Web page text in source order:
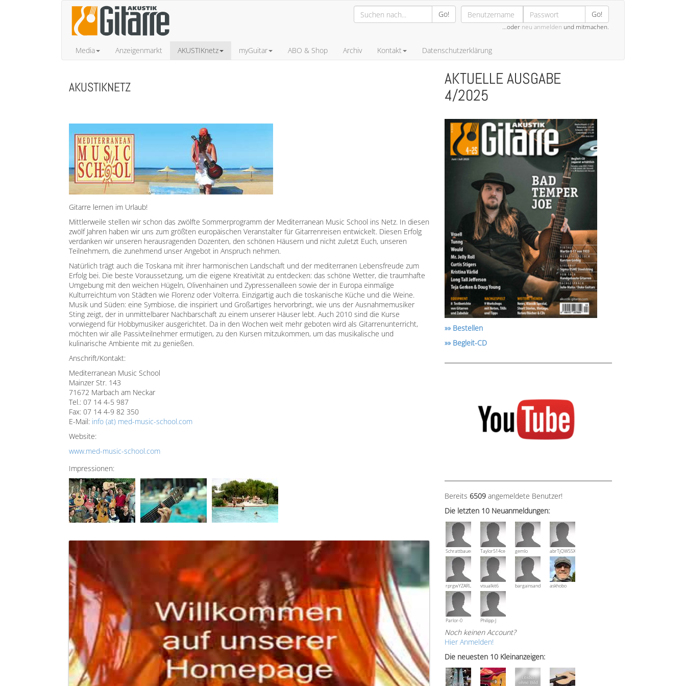
Go! Go!
…oder neu anmelden und mitmachen.
Media Anzeigenmarkt AKUSTIKnetz myGuitar ABO & Shop Archiv Kontakt Datenschutzerklärung
AKUSTIKNETZ
Gitarre lernen im Urlaub!
Mittlerweile stellen wir schon das zwölfte Sommerprogramm der Mediterranean Music School ins Netz. In diesen
zwölf Jahren haben wir uns zum größten europäischen Veranstalter für Gitarrenreisen entwickelt. Diesen Erfolg
verdanken wir unseren herausragenden Dozenten, den schönen Häusern und nicht zuletzt Euch, unseren
Teilnehmern, die zunehmend unser Angebot in Anspruch nehmen.
Natürlich trägt auch die Toskana mit ihrer harmonischen Landschaft und der mediterranen Lebensfreude zum
Erfolg bei. Die beste Voraussetzung, um die eigene Kreativität zu entdecken: das schöne Wetter, die traumhafte
Umgebung mit den weichen Hügeln, Olivenhainen und Zypressenalleen sowie der in Europa einmalige
Kulturreichtum von Städten wie Florenz oder Volterra. Einzigartig auch die toskanische Küche und die Weine.
Musik und Süden: eine Symbiose, die inspiriert und Großartiges hervorbringt, wie uns der Ausnahmemusiker
Sting zeigt, der in unmittelbarer Nachbarschaft zu einem unserer Häuser lebt. Auch 2010 sind die Kurse
vorwiegend für Hobbymusiker ausgerichtet. Da in den Wochen weit mehr geboten wird als Gitarrenunterricht,
möchten wir alle Passivteilnehmer ermutigen, zu den Kursen mitzukommen, um das musikalische und
kulinarische Ambiente mit zu genießen.
Anschrift/Kontakt:
Mediterranean Music School
Mainzer Str. 143
71672 Marbach am Neckar
Tel.: 07 14 4-5 987
Fax: 07 14 4-9 82 350
E-Mail: info (at) med-music-school.com
Website:
www.med-music-school.com
Impressionen:
AKTUELLE AUSGABE
4/2025
»» Bestellen
»» Begleit-CD
Bereits 6509 angemeldete Benutzer!
Die letzten 10 Neuanmeldungen:
Schrattbauer Taylor514ce gemlo abrTjQWSSXuVznPolE
rprgwYZARUTZQyCWESpD
visualkit6 bargainsandmoreaskhobo
Parlor-0 Philipp-J
Noch keinen Account?
Hier Anmelden!
Die neuesten 10 Kleinanzeigen: